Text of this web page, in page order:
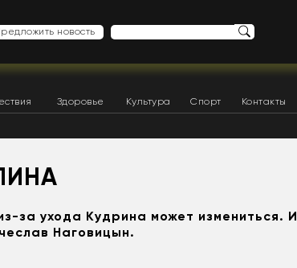
новость
Здоровье Культура Спорт Контакты
за ухода Кудрина может измениться. И
Наговицын.